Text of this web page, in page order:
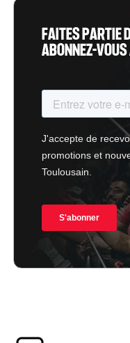
FAITES PARTIE
ABONNEZ-